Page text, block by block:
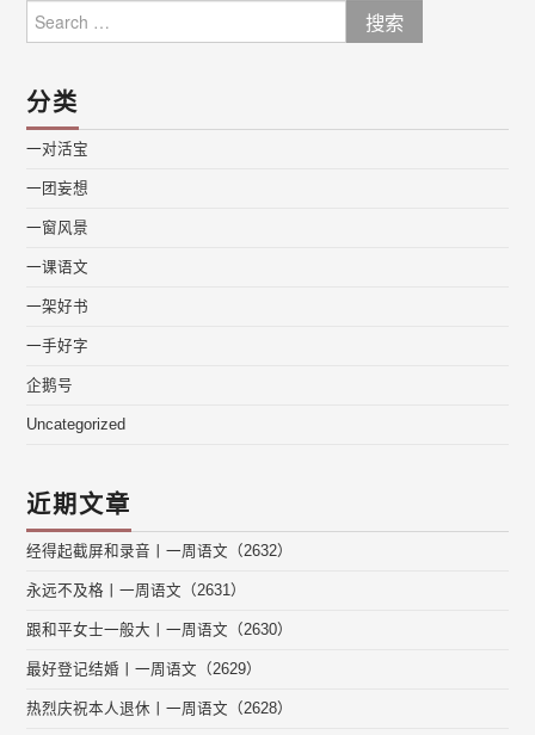
for:
分类
一对活宝
一团妄想
一窗风景
一课语文
一架好书
一手好字
企鹅号
Uncategorized
近期文章
经得起截屏和录音丨一周语文（2632）
永远不及格丨一周语文（2631）
跟和平女士一般大丨一周语文（2630）
最好登记结婚丨一周语文（2629）
热烈庆祝本人退休丨一周语文（2628）